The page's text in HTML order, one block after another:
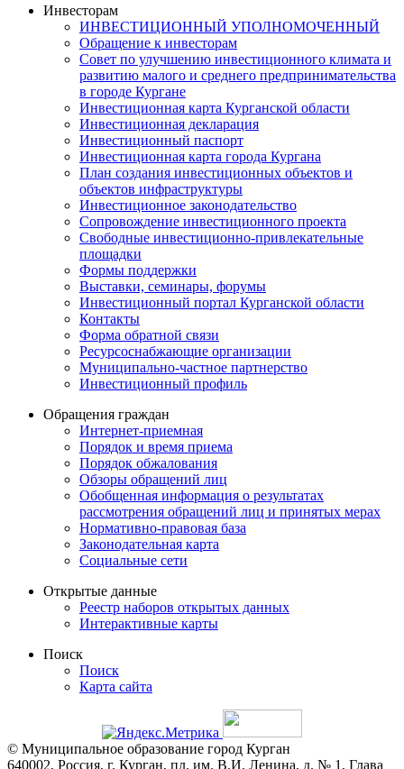
Инвесторам
ИНВЕСТИЦИОННЫЙ УПОЛНОМОЧЕННЫЙ
Обращение к инвесторам
Совет по улучшению инвестиционного климата и
развитию малого и среднего предпринимательства
в городе Кургане
Инвестиционная карта Курганской области
Инвестиционная декларация
Инвестиционный паспорт
Инвестиционная карта города Кургана
План создания инвестиционных объектов и
объектов инфраструктуры
Инвестиционное законодательство
Сопровождение инвестиционного проекта
Свободные инвестиционно-привлекательные
площадки
Формы поддержки
Выставки, семинары, форумы
Инвестиционный портал Курганской области
Контакты
Форма обратной связи
Ресурсоснабжающие организации
Муниципально-частное партнерство
Инвестиционный профиль
Обращения граждан
Интернет-приемная
Порядок и время приема
Порядок обжалования
Обзоры обращений лиц
Обобщенная информация о результатах
рассмотрения обращений лиц и принятых мерах
Нормативно-правовая база
Законодательная карта
Социальные сети
Открытые данные
Реестр наборов открытых данных
Интерактивные карты
Поиск
Поиск
Карта сайта
© Муниципальное образование город Курган
640002, Россия, г. Курган, пл. им. В.И. Ленина, д. № 1, Глава